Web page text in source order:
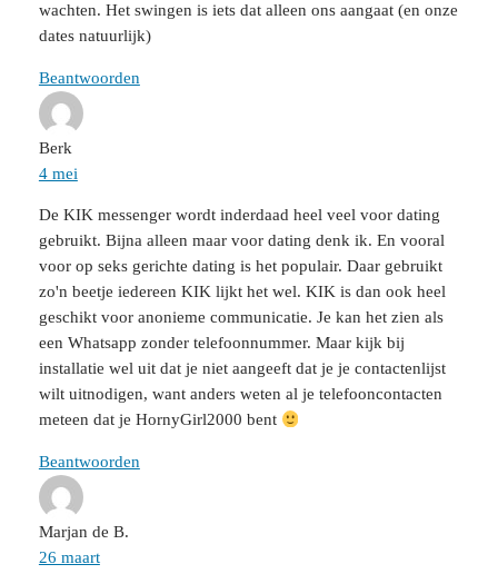
wachten. Het swingen is iets dat alleen ons aangaat (en onze
dates natuurlijk)
Beantwoorden
Berk
4 mei
De KIK messenger wordt inderdaad heel veel voor dating
gebruikt. Bijna alleen maar voor dating denk ik. En vooral
voor op seks gerichte dating is het populair. Daar gebruikt
zo'n beetje iedereen KIK lijkt het wel. KIK is dan ook heel
geschikt voor anonieme communicatie. Je kan het zien als
een Whatsapp zonder telefoonnummer. Maar kijk bij
installatie wel uit dat je niet aangeeft dat je je contactenlijst
wilt uitnodigen, want anders weten al je telefooncontacten
meteen dat je HornyGirl2000 bent
Beantwoorden
Marjan de B.
26 maart